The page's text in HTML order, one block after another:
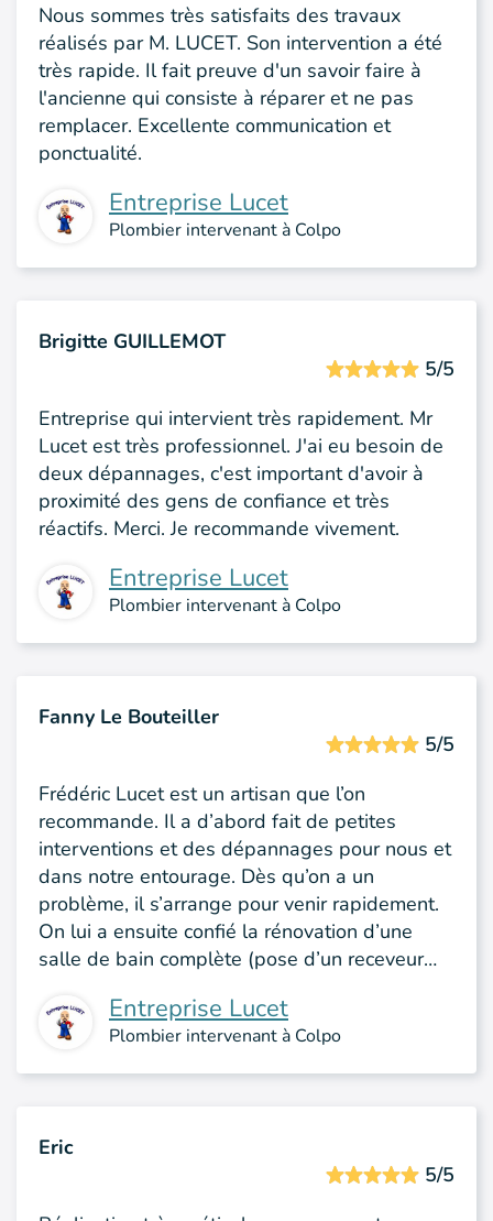
Nous sommes très satisfaits des travaux
réalisés par M. LUCET. Son intervention a été
très rapide. Il fait preuve d'un savoir faire à
l'ancienne qui consiste à réparer et ne pas
remplacer. Excellente communication et
ponctualité.
Entreprise Lucet
Plombier intervenant à Colpo
Brigitte GUILLEMOT
5/5
Entreprise qui intervient très rapidement. Mr
Lucet est très professionnel. J'ai eu besoin de
deux dépannages, c'est important d'avoir à
proximité des gens de confiance et très
réactifs. Merci. Je recommande vivement.
Entreprise Lucet
Plombier intervenant à Colpo
Fanny Le Bouteiller
5/5
Frédéric Lucet est un artisan que l’on
recommande. Il a d’abord fait de petites
interventions et des dépannages pour nous et
dans notre entourage. Dès qu’on a un
problème, il s’arrange pour venir rapidement.
On lui a ensuite confié la rénovation d’une
salle de bain complète (pose d’un receveur…
Entreprise Lucet
Plombier intervenant à Colpo
Eric
5/5